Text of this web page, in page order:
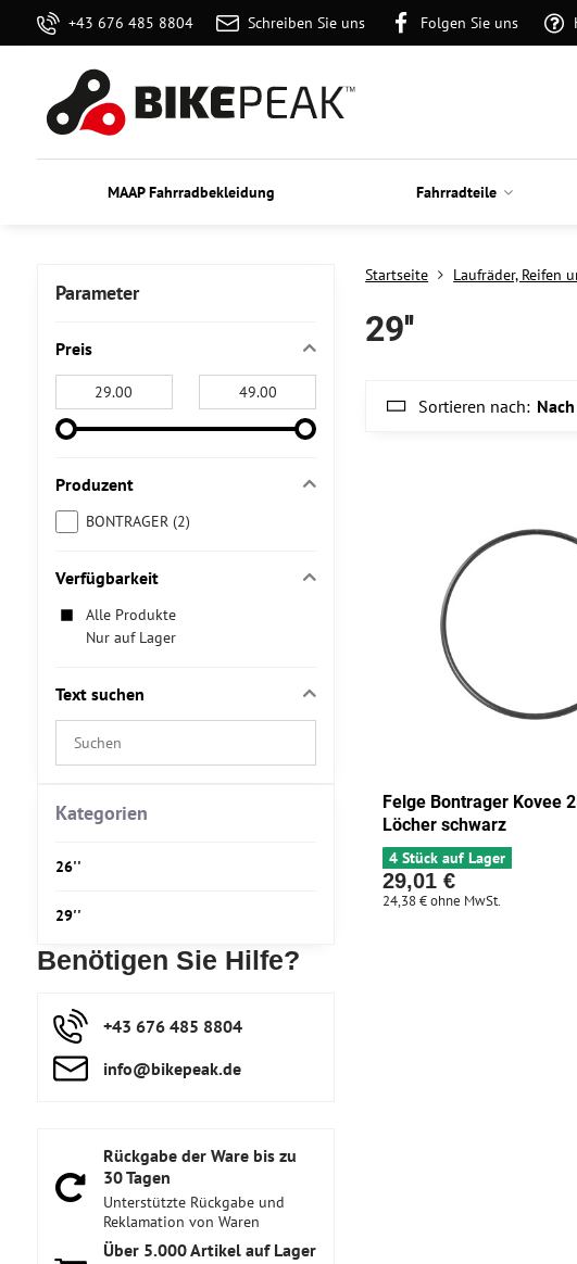
+43 676 485 8804 Schreiben Sie uns Folgen Sie uns
MAAP Fahrradbekleidung Fahrradteile
Startseite Laufräder, Reifen
29''
Sortieren nach:
Felge Bontrager Kovee
Löcher schwarz
4 Stück auf Lager
29,01 €
24,38 €ohne MwSt.
Parameter
Preis
Produzent
BONTRAGER (2)
Verfügbarkeit
Alle Produkte
Nur auf Lager
Text suchen
Suchfilterergebnisse
Benötigen Sie Hilfe?
+43 676 485 8804
info​@bikepeak​.de
Rückgabe der Ware bis zu
30 Tagen
Unterstützte Rückgabe und
Reklamation von Waren
Über 5​.000 Artikel auf Lager
Kategorien
26''
29''